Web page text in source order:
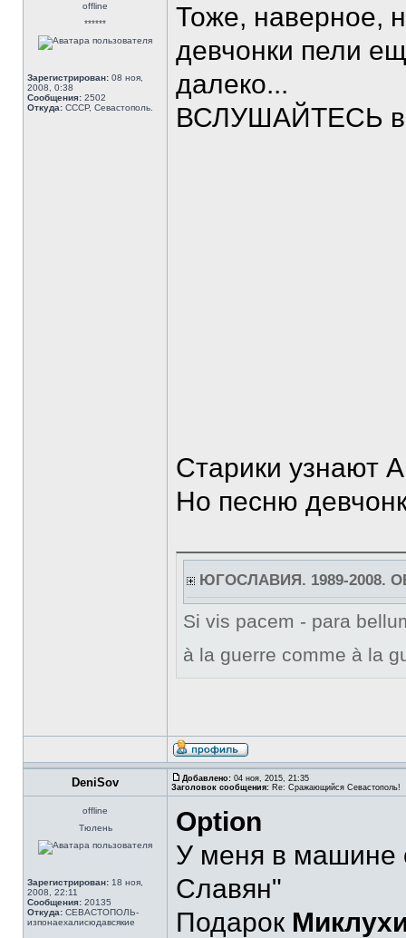
offline
******
Зарегистрирован: 08 ноя,
2008, 0:38
Сообщения: 2502
Откуда: СССР, Севастополь.
Тоже, наверное,
девчонки пели
далеко...
ВСЛУШАЙТЕСЬ в
Старики узнают
Но песню
ЮГОСЛАВИЯ. 1989-2008.
Si vis pacem - para
à la guerre comme à la
DeniSov Добавлено: 04 ноя, 2015, 21:35
Заголовок сообщения: Re: Сражающийся Севастополь!
offline
Тюлень
Зарегистрирован: 18 ноя,
2008, 22:11
Сообщения: 20135
Откуда: СЕВАСТОПОЛЬ-
изпонаехалисюдавсякие
Option
У меня в машине
Славян"
Подарок